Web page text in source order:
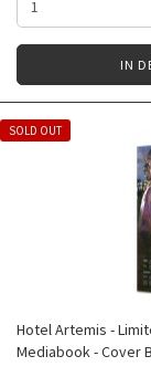
IN
SOLD OUT
Hotel Artemis -
Mediabook - Cover B